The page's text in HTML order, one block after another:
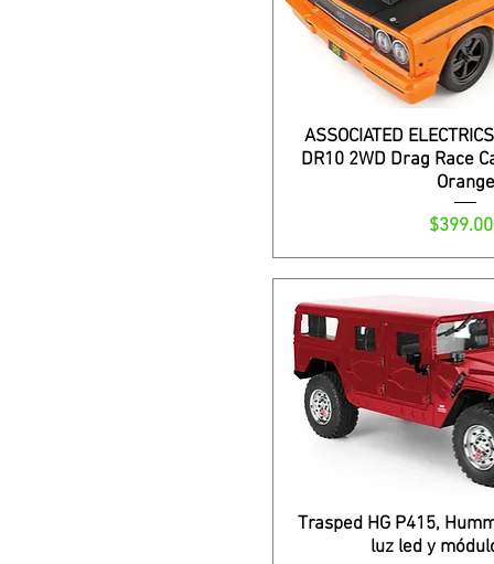
ASSOCIATED
DR10 2WD Drag Race
Orange
Precio
Trasped HG P415,
luz led y